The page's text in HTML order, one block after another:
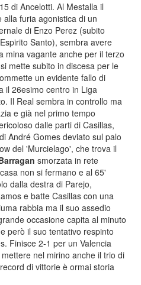
di Ancelotti. Al Mestalla il
furia agonistica di un
di Enzo Perez (subito
Santo), sembra avere
mina vagante anche per il terzo
mette subito in discesa per le
un evidente fallo di
il 26esimo centro in Liga
Il Real sembra in controllo ma
e già nel primo tempo
dalle parti di Casillas,
André Gomes deviato sul palo
del 'Murcielago', che trova il
smorzata in rete
non si fermano e al 65'
dalla destra di Parejo,
e batte Casillas con una
rabbia ma il suo assedio
occasione capita al minuto
però il suo tentativo respinto
Finisce 2-1 per un Valencia
nel mirino anche il trio di
di vittorie è ormai storia